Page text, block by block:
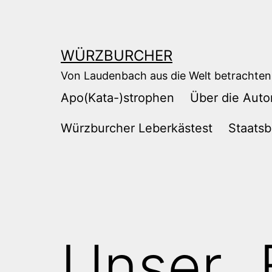
WÜRZBURCHER
Von Laudenbach aus die Welt betrachten
Apo(Kata-)strophen Über die
Würzburcher Leberkästest